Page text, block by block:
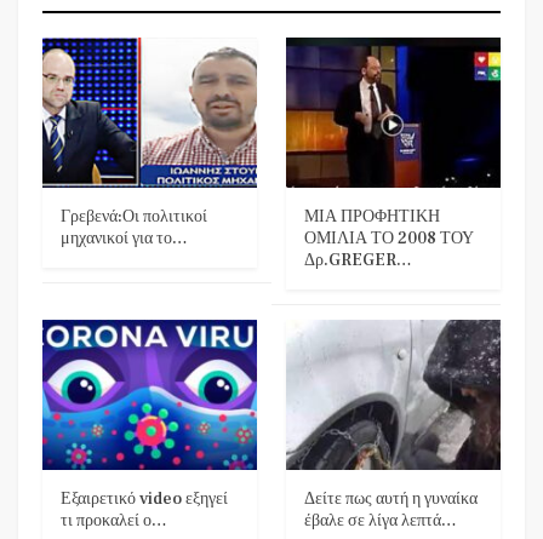
Γρεβενά:Οι πολιτικοί
μηχανικοί για το…
ΜΙΑ ΠΡΟΦΗΤΙΚΗ
ΟΜΙΛΙΑ ΤΟ 2008 ΤΟΥ
Δρ.GREGER…
Εξαιρετικό video εξηγεί
τι προκαλεί ο…
Δείτε πως αυτή η γυναίκα
έβαλε σε λίγα λεπτά…